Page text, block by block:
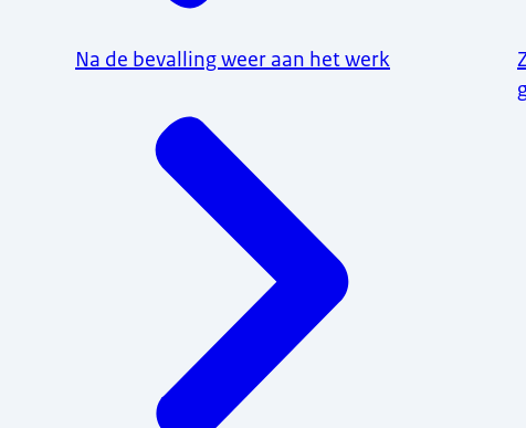
Na de bevalling weer aan het werk